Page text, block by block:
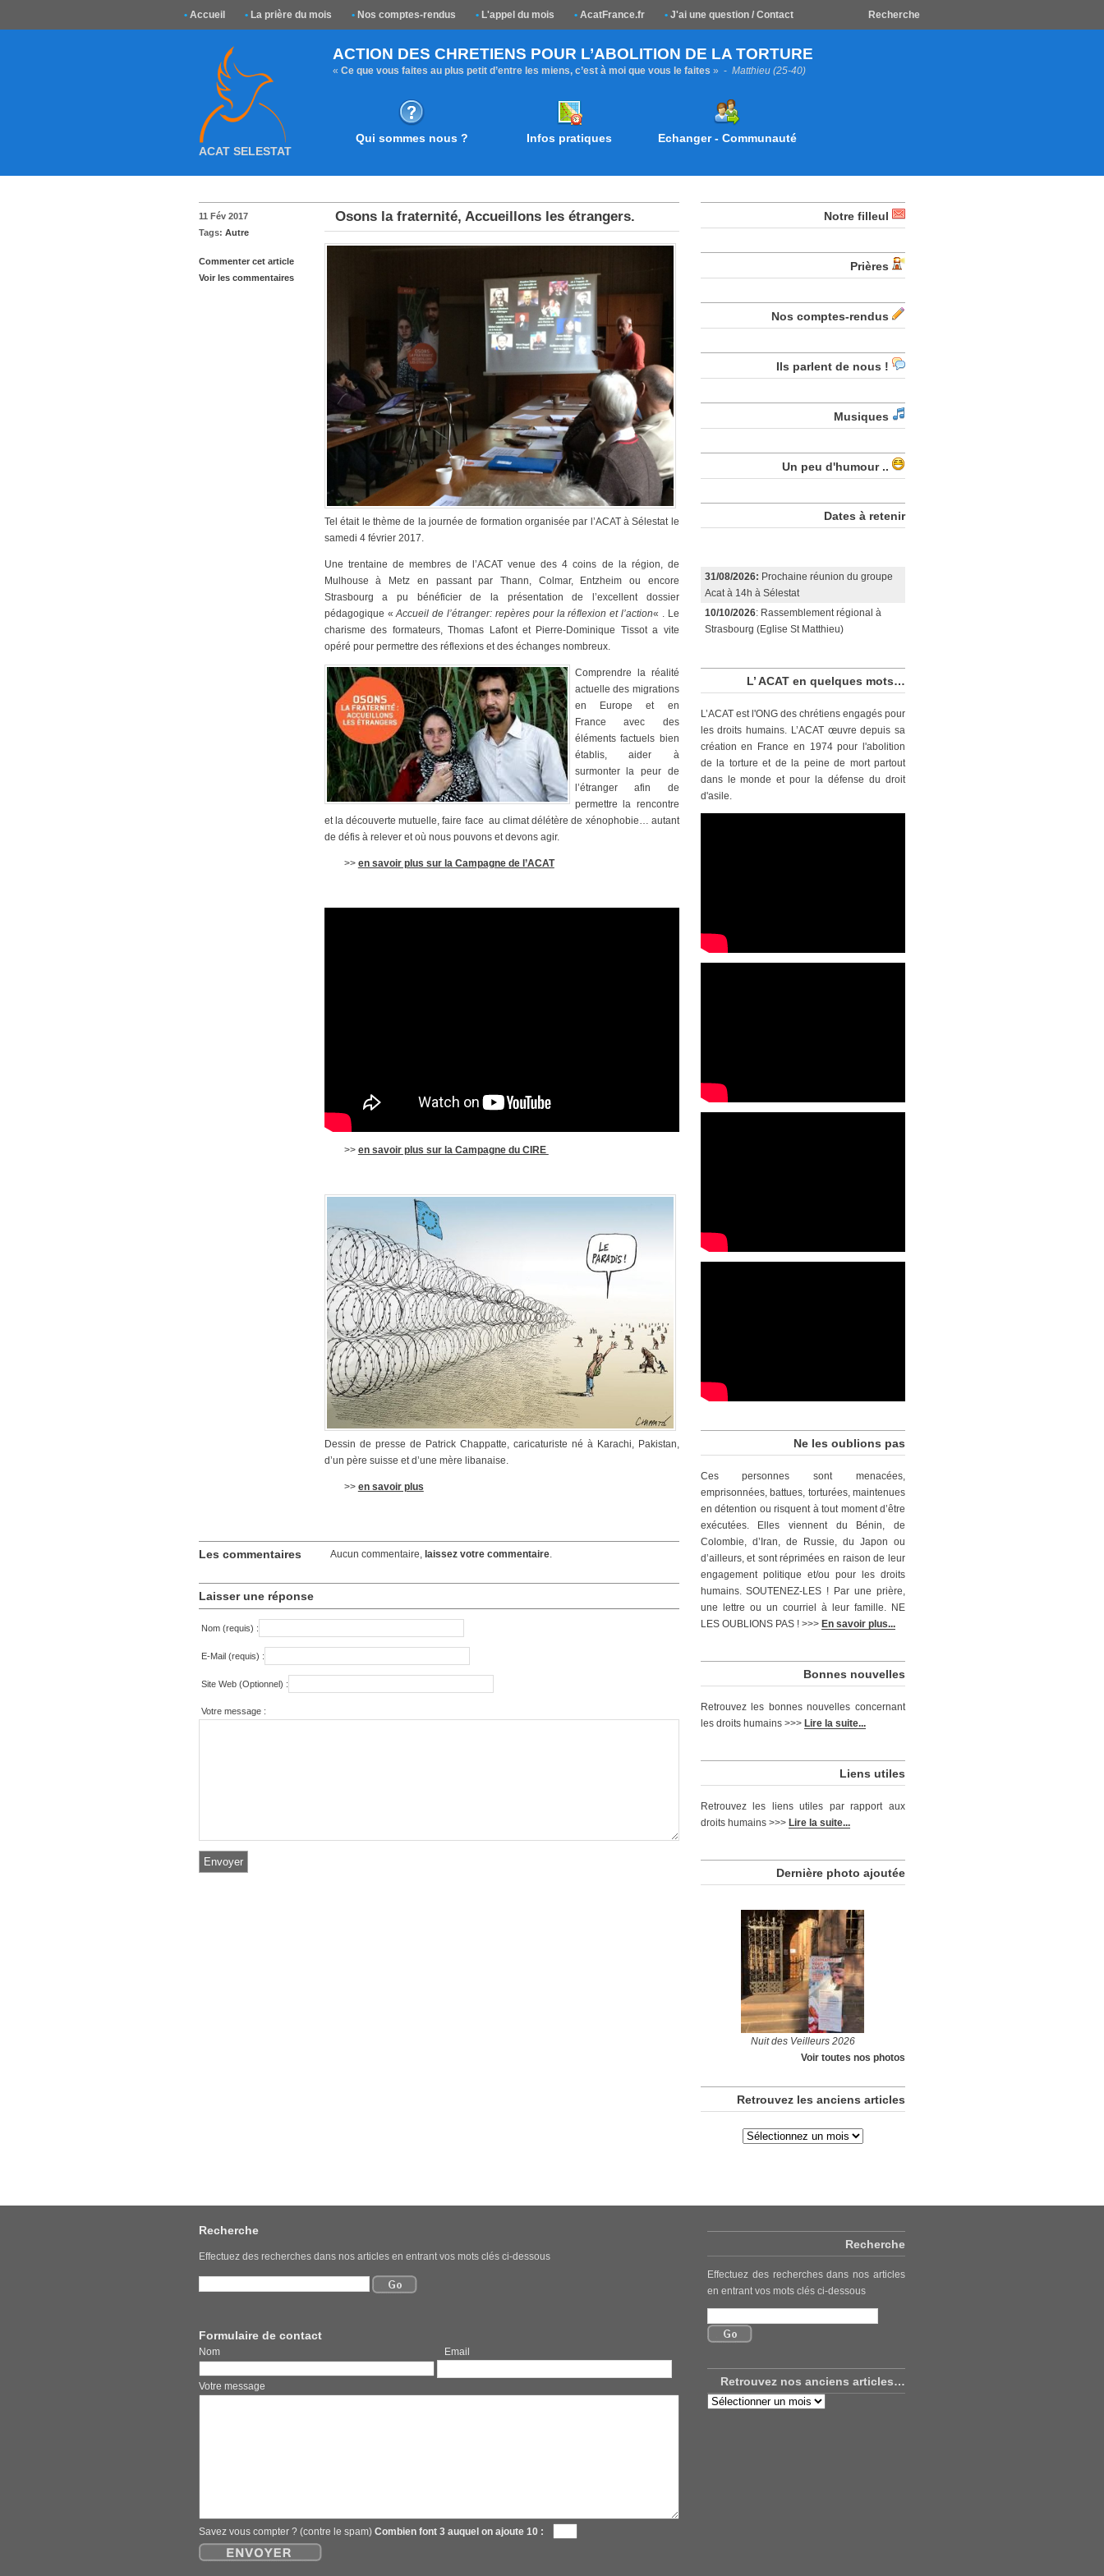
• Accueil • La prière du mois • Nos comptes-rendus • L'appel du mois • AcatFrance.fr • J'ai une question / Contact Recherche
ACAT SELESTAT
ACTION DES CHRETIENS POUR L’ABOLITION DE LA TORTURE
« Ce que vous faites au plus petit d’entre les miens, c’est à moi que vous le faites » - Matthieu (25-40)
Qui sommes nous ? Infos pratiques Echanger - Communauté
11 Fév 2017
Tags: Autre
Commenter cet article
Voir les commentaires
Osons la fraternité, Accueillons les étrangers.
Tel était le thème de la journée de formation organisée par l’ACAT à Sélestat le
samedi 4 février 2017.
Une trentaine de membres de l’ACAT venue des 4 coins de la région, de
Mulhouse à Metz en passant par Thann, Colmar, Entzheim ou encore
Strasbourg a pu bénéficier de la présentation de l’excellent dossier
pédagogique «Accueil de l’étranger: repères pour la réflexion et l’action« . Le
charisme des formateurs, Thomas Lafont et Pierre-Dominique Tissot a vite
opéré pour permettre des réflexions et des échanges nombreux.
Comprendre la réalité
actuelle des migrations
en Europe et en
France avec des
éléments factuels bien
établis, aider à
surmonter la peur de
l’étranger afin de
permettre la rencontre
et la découverte mutuelle, faire face au climat délétère de xénophobie… autant
de défis à relever et où nous pouvons et devons agir.
>> en savoir plus sur la Campagne de l’ACAT
>> en savoir plus sur la Campagne du CIRE
Dessin de presse de Patrick Chappatte, caricaturiste né à Karachi, Pakistan,
d’un père suisse et d’une mère libanaise.
>> en savoir plus
Les commentaires Aucun commentaire, laissez votre commentaire
Laisser une réponse
Nom (requis) :
E-Mail (requis) :
Site Web (Optionnel) :
Votre message :
Notre filleul
Prières
Nos comptes-rendus
Ils parlent de nous !
Musiques
Un peu d'humour ..
Dates à retenir
31/08/2026: Prochaine réunion du groupe
Acat à 14h à Sélestat
10/10/2026: Rassemblement régional à
Strasbourg (Eglise St Matthieu)
L’ ACAT en quelques mots…
L’ACAT est l'ONG des chrétiens engagés pour
les droits humains. L’ACAT œuvre depuis sa
création en France en 1974 pour l'abolition
de la torture et de la peine de mort partout
dans le monde et pour la défense du droit
d'asile.
Ne les oublions pas
Ces personnes sont menacées,
emprisonnées, battues, torturées, maintenues
en détention ou risquent à tout moment d’être
exécutées. Elles viennent du Bénin, de
Colombie, d’Iran, de Russie, du Japon ou
d’ailleurs, et sont réprimées en raison de leur
engagement politique et/ou pour les droits
humains. SOUTENEZ-LES ! Par une prière,
une lettre ou un courriel à leur famille. NE
LES OUBLIONS PAS ! >>> En savoir plus...
Bonnes nouvelles
Retrouvez les bonnes nouvelles concernant
les droits humains >>> Lire la suite...
Liens utiles
Retrouvez les liens utiles par rapport aux
droits humains >>> Lire la suite...
Dernière photo ajoutée
Nuit des Veilleurs 2026
Voir toutes nos photos
Retrouvez les anciens articles
Recherche
Effectuez des recherches dans nos articles en entrant vos mots clés ci-dessous
Formulaire de contact
Nom Email
Votre message
Savez vous compter ? (contre le spam) Combien font 3 auquel on ajoute 10 :
Recherche
Effectuez des recherches dans nos articles
en entrant vos mots clés ci-dessous
Retrouvez nos anciens articles…
Retrouvez